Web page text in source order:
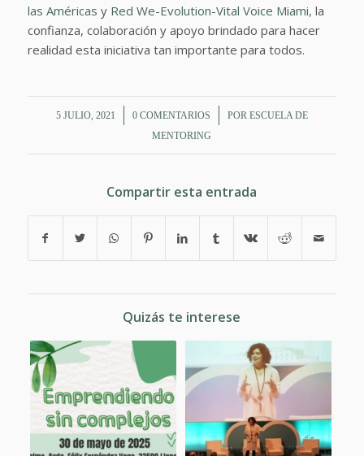
las Américas y Red We-Evolution-Vital Voice Miami, la
confianza, colaboración y apoyo brindado para hacer
realidad esta iniciativa tan importante para todos.
5 JULIO, 2021
/ 0 COMENTARIOS
/ POR ESCUELA DE
MENTORING
Compartir esta entrada
Quizás te interese